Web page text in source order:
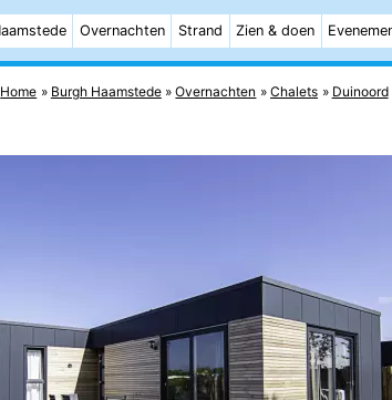
Overnachten Strand Zien & doen
Home Burgh Haamstede Overnachten Chalets Duinoord